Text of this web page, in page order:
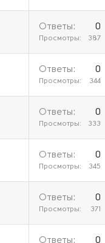
Ответы 0
Просмотры 387
Ответы 0
Просмотры 344
Ответы 0
Просмотры 333
Ответы 0
Просмотры 345
Ответы 0
Просмотры 371
Ответы 0